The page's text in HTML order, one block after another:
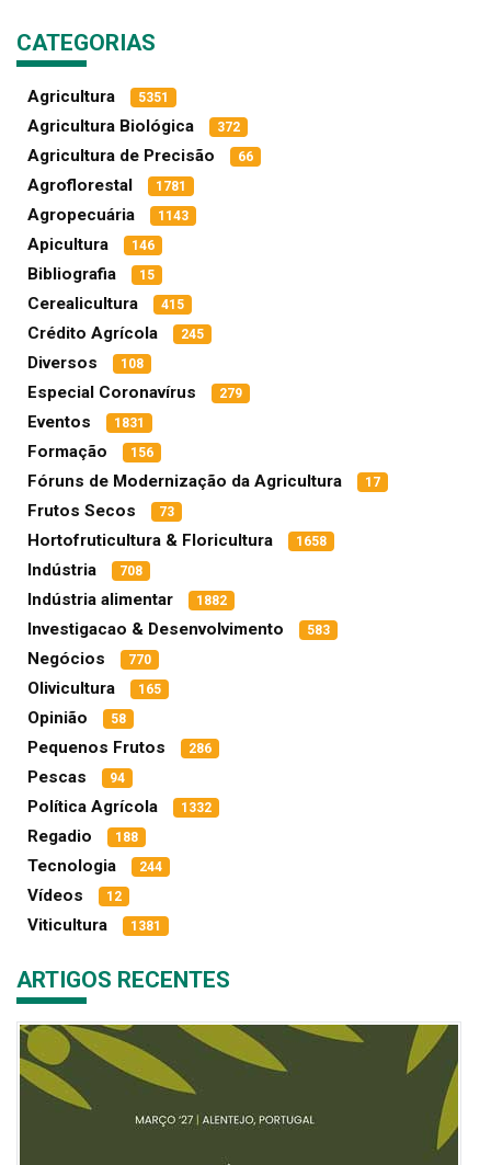
CATEGORIAS
Agricultura 5351
Agricultura Biológica 372
Agricultura de Precisão 66
Agroflorestal 1781
Agropecuária 1143
Apicultura 146
Bibliografia 15
Cerealicultura 415
Crédito Agrícola 245
Diversos 108
Especial Coronavírus 279
Eventos 1831
Formação 156
Fóruns de Modernização da Agricultura 17
Frutos Secos 73
Hortofruticultura & Floricultura 1658
Indústria 708
Indústria alimentar 1882
Investigacao & Desenvolvimento 583
Negócios 770
Olivicultura 165
Opinião 58
Pequenos Frutos 286
Pescas 94
Política Agrícola 1332
Regadio 188
Tecnologia 244
Vídeos 12
Viticultura 1381
ARTIGOS RECENTES